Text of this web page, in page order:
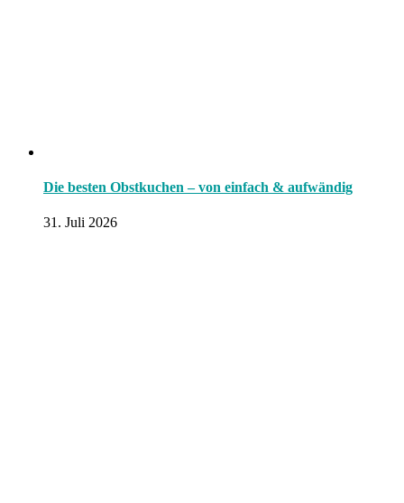
Die besten Obstkuchen – von einfach & aufwändig
31. Juli 2026